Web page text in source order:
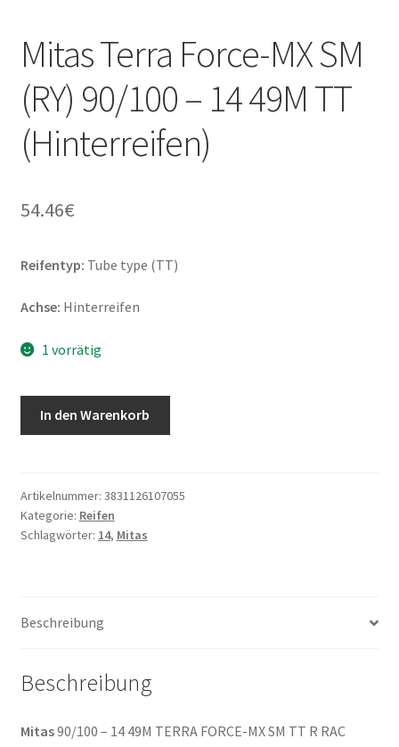
Mitas Terra Force-MX SM
(RY) 90/100 – 14 49M TT
(Hinterreifen)
54.46€
Reifentyp: Tube type (TT)
Achse: Hinterreifen
1 vorrätig
SM
(RY)
90/100
TT
Menge
In den Warenkorb
Artikelnummer: 3831126107055
Kategorie: Reifen
Schlagwörter: 14, Mitas
Beschreibung
Beschreibung
Mitas90/100 – 14 49M TERRA FORCE-MX SM TT R RAC